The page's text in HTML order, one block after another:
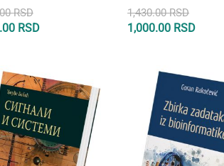
RSD
RSD
1,430.00RSD
1,000.00 RSD